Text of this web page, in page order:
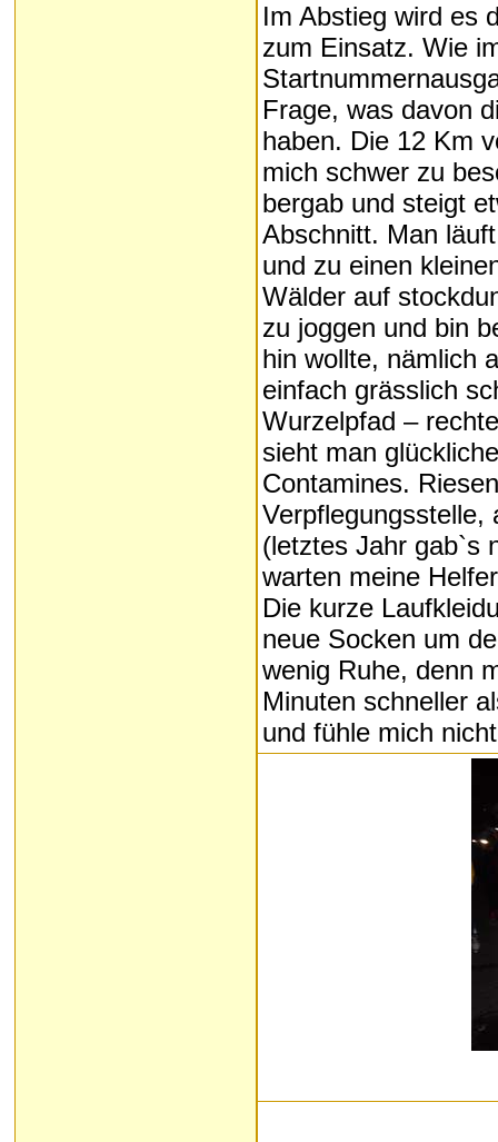
Im Abstieg wird es
zum Einsatz. Wie
Frage, was davon
haben. Die 12 Km
mich schwer zu
bergab und steigt
Abschnitt. Man
und zu einen
Wälder auf
zu joggen und bin
hin wollte, nämlich
einfach grässlich
Wurzelpfad –
sieht man
Contamines.
Verpflegungsstelle,
(letztes Jahr gab`s
warten meine
Die kurze
neue Socken um
wenig Ruhe, denn
Minuten schneller
und fühle mich